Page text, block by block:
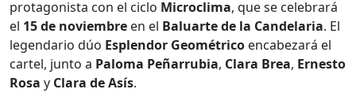
protagonista con el ciclo Microclima, que se celebrará
el 15 de noviembre en el Baluarte de la Candelaria. El
legendario dúo Esplendor Geométrico encabezará el
cartel, junto a Paloma Peñarrubia, Clara Brea, Ernesto
Rosa y Clara de Asís.